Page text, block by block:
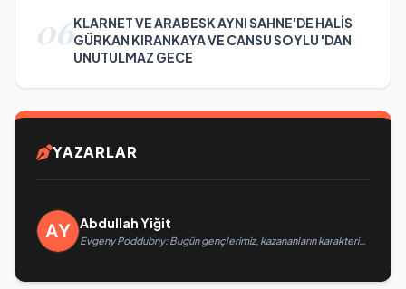
06KLARNET VE ARABESK AYNI SAHNE'DE HALİS
GÜRKAN KIRANKAYA VE CANSU SOYLU 'DAN
UNUTULMAZ GECE
YAZARLAR
Abdullah Yiğit
Evgeny Poddubny: Bugün gençlerimiz, kazananların karakterini